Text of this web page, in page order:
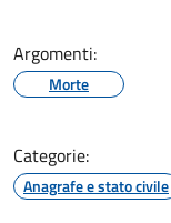
Argomenti:
Morte
Categorie:
Anagrafe e stato civile